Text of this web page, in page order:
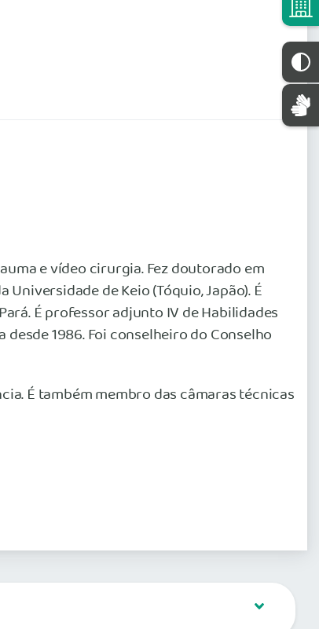
e vídeo cirurgia. Fez doutorado em
de Keio (Tóquio, Japão). É
É professor adjunto IV de Habilidades
1986. Foi conselheiro do Conselho
É também membro das câmaras técnicas